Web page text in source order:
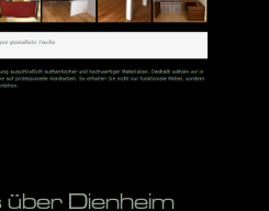
Dienheim